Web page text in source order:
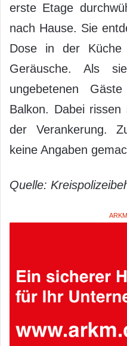
erste Etage
nach Hause. Sie
Dose in der
Geräusche. Als
ungebetenen
Balkon. Dabei
der Verankerung.
keine Angaben
Quelle: